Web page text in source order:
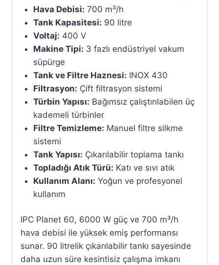
Hava Debisi: 700 m³/h
Tank Kapasitesi: 90 litre
Voltaj: 400 V
Makine Tipi: 3 fazlı endüstriyel vakum
süpürge
Tank ve Filtre Haznesi: INOX 430
Filtrasyon: Çift filtrasyon sistemi
Türbin Yapısı: Bağımsız çalıştırılabilen üç
kademeli türbinler
Filtre Temizleme: Manuel filtre silkme
sistemi
Tank Yapısı: Çıkarılabilir toplama tankı
Topladığı Atık Türü: Katı ve sıvı atık
Kullanım Alanı: Yoğun ve profesyonel
kullanım
IPC Planet 60, 6000 W güç ve 700 m³/h
hava debisi ile yüksek emiş performansı
sunar. 90 litrelik çıkarılabilir tankı sayesinde
daha uzun süre kesintisiz çalışma imkanı